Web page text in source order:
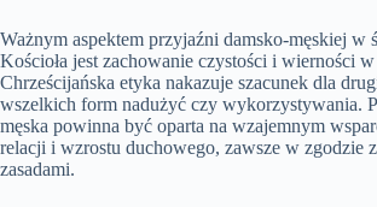
Ważnym aspektem przyjaźni damsko-męskiej w
Kościoła jest zachowanie czystości i wierności
Chrześcijańska etyka nakazuje szacunek dla
wszelkich form nadużyć czy wykorzystywania.
męska powinna być oparta na wzajemnym
relacji i wzrostu duchowego, zawsze w zgodzie
zasadami.